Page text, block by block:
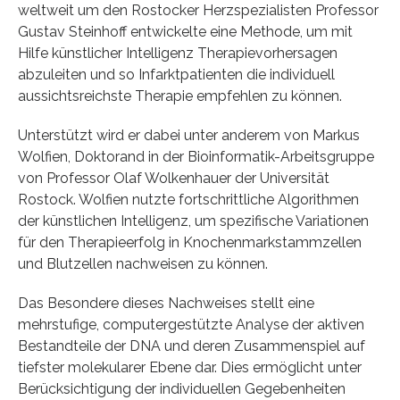
weltweit um den Rostocker Herzspezialisten Professor
Gustav Steinhoff entwickelte eine Methode, um mit
Hilfe künstlicher Intelligenz Therapievorhersagen
abzuleiten und so Infarktpatienten die individuell
aussichtsreichste Therapie empfehlen zu können.
Unterstützt wird er dabei unter anderem von Markus
Wolfien, Doktorand in der Bioinformatik-Arbeitsgruppe
von Professor Olaf Wolkenhauer der Universität
Rostock. Wolfien nutzte fortschrittliche Algorithmen
der künstlichen Intelligenz, um spezifische Variationen
für den Therapieerfolg in Knochenmarkstammzellen
und Blutzellen nachweisen zu können.
Das Besondere dieses Nachweises stellt eine
mehrstufige, computergestützte Analyse der aktiven
Bestandteile der DNA und deren Zusammenspiel auf
tiefster molekularer Ebene dar. Dies ermöglicht unter
Berücksichtigung der individuellen Gegebenheiten